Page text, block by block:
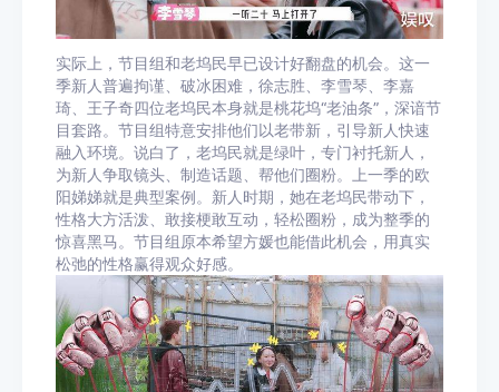
实际上，节目组和老坞民早已设计好翻盘的机会。这一
季新人普遍拘谨、破冰困难，徐志胜、李雪琴、李嘉
琦、王子奇四位老坞民本身就是桃花坞“老油条”，深谙节
目套路。节目组特意安排他们以老带新，引导新人快速
融入环境。说白了，老坞民就是绿叶，专门衬托新人，
为新人争取镜头、制造话题、帮他们圈粉。上一季的欧
阳娣娣就是典型案例。新人时期，她在老坞民带动下，
性格大方活泼、敢接梗敢互动，轻松圈粉，成为整季的
惊喜黑马。节目组原本希望方媛也能借此机会，用真实
松弛的性格赢得观众好感。